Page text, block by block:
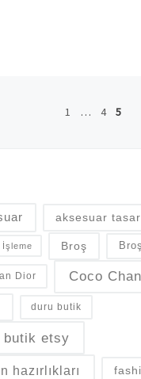
1 … 4 5
aksesuar
İşleme Broş
Dior Coco
duru butik
butik etsy
hazırlıkları